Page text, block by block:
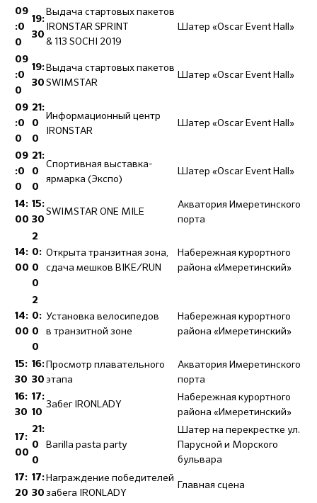
09
:0
0
19:
30
Выдача стартовых пакетов
IRONSTAR SPRINT
& 113 SOCHI 2019
Шатер «Oscar Event Hall»
09
:0
0
19:
30
Выдача стартовых пакетов
SWIMSTAR
Шатер «Oscar Event Hall»
09
:0
0
21:
0
0
Информационный центр
IRONSTAR
Шатер «Oscar Event Hall»
09
:0
0
21:
0
0
Спортивная выставка-
ярмарка (Экспо)
Шатер «Oscar Event Hall»
14:
00
15:
30
SWIMSTAR ONE MILE
Акватория Имеретинского
порта
14:
00
2
0:
0
0
Открыта транзитная зона,
сдача мешков BIKE/RUN
Набережная курортного
района «Имеретинский»
14:
00
2
0:
0
0
Установка велосипедов
в транзитной зоне
Набережная курортного
района «Имеретинский»
15:
30
16:
30
Просмотр плавательного
этапа
Акватория Имеретинского
порта
16:
30
17:
10
Забег IRONLADY
Набережная курортного
района «Имеретинский»
17:
00
21:
0
0
Barilla pasta party
Шатер на перекрестке ул.
Парусной и Морского
бульвара
17:
20
17:
30
Награждение победителей
забега IRONLADY
Главная сцена